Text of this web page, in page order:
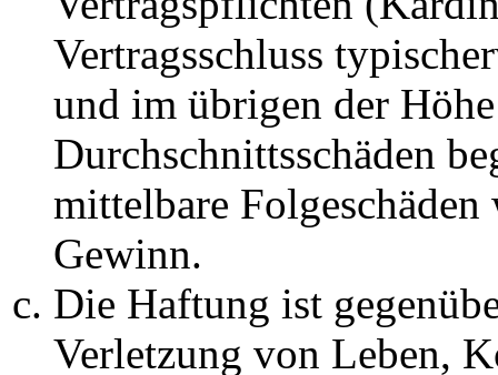
Vertragsschluss
und im übrigen der
Durchschnittsschäden
mittelbare Folgeschäden
Gewinn.
Die Haftung ist
Verletzung von Leben,